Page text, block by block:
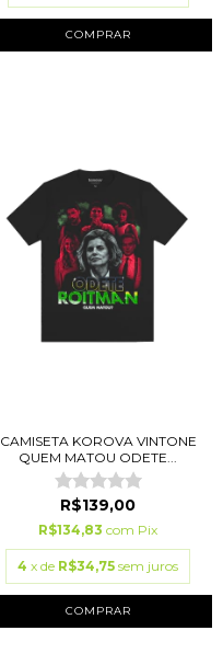
COMPRAR
CAMISETA KOROVA VINTONE
QUEM MATOU ODETE...
R$139,00
R$134,83 com Pix
4 x de R$34,75 sem juros
COMPRAR